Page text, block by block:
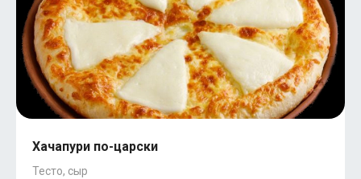
Хачапури по-царски
Тесто, сыр